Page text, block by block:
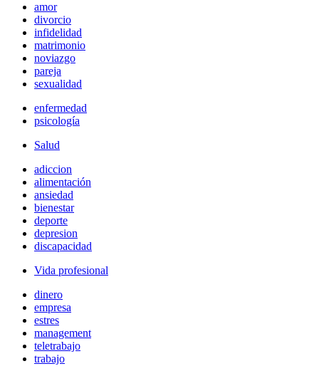
amor
divorcio
infidelidad
matrimonio
noviazgo
pareja
sexualidad
enfermedad
psicología
Salud
adiccion
alimentación
ansiedad
bienestar
deporte
depresion
discapacidad
Vida profesional
dinero
empresa
estres
management
teletrabajo
trabajo